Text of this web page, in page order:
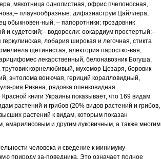
мякотница однолистная, офрис пчелоносная,
– плаунообразные: дифазиаструм Цайллера,
обыкновен-ный,– папоротники: гроздовник
и судетский;– водоросли: оокардиум простертый;–
лобарияширокая и легочная, стикта
щетинистая, алектория паростко-вая,
лекарственный,белонавозник Богуша,
трутовик корнелюбивый, мухомор Цезаря,боровик
энтолома вонючая, гериций коралловидный,
-рия Рикена, рядовка опенковидная
книги Украины показывает, что 169 видам
растений и грибов (20% видов растений и грибов,
растенийк видам, которым показан
амарилисовым и другим луковичным,а также многим
человека и сведение к минимуму
природу за-поведника. Это означает полное